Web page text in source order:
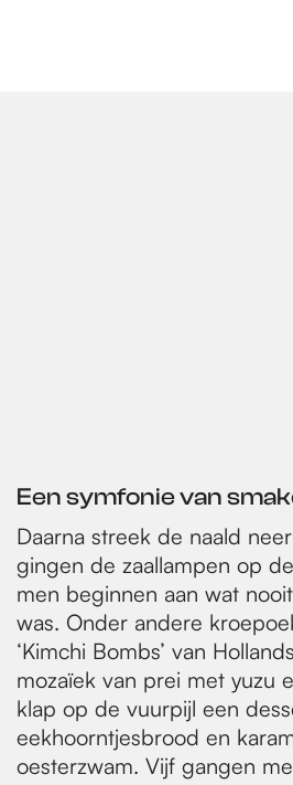
Een symfonie van
Daarna streek de naald
gingen de zaallampen op
men beginnen aan wat
was. Onder andere
‘Kimchi Bombs’ van
mozaïek van prei met yuzu
klap op de vuurpijl een
eekhoorntjesbrood en
oesterzwam. Vijf gangen